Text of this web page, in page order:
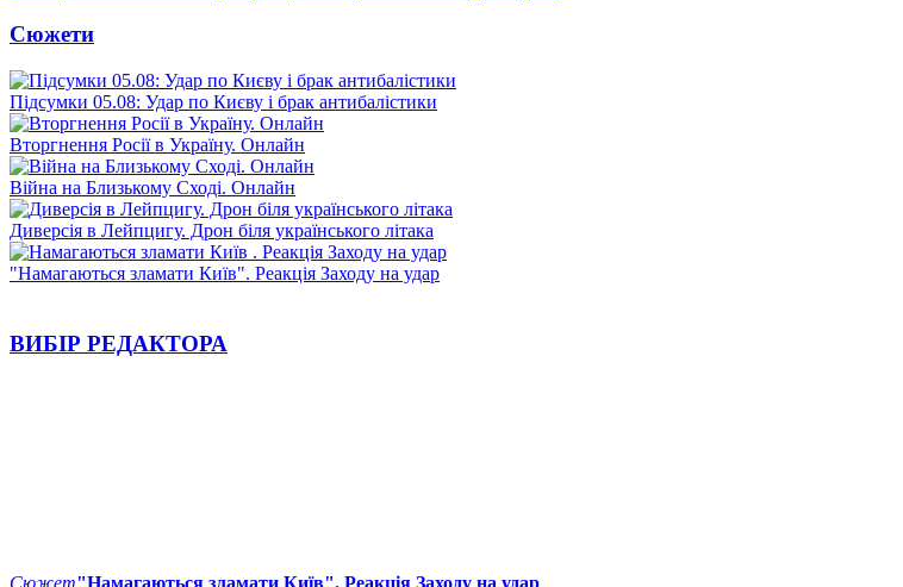
Сюжети
Підсумки 05.08: Удар по Києву і брак антибалістики
Вторгнення Росії в Україну. Онлайн
Війна на Близькому Сході. Онлайн
Диверсія в Лейпцигу. Дрон біля українського літака
"Намагаються зламати Київ". Реакція Заходу на удар
ВИБІР РЕДАКТОРА